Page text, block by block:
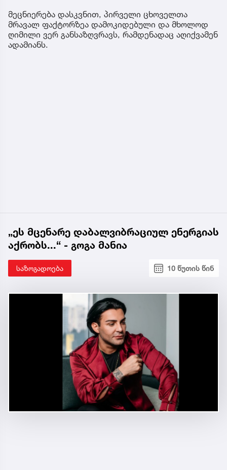
მეცნიერება დასკვნით, პირველი ცხოველთა
მრავალ ფაქტორზეა დამოკიდებული და მხოლოდ
ღიმილი ვერ განსაზღვრავს, რამდენადაც აღიქვამენ
ადამიანს.
„ეს მცენარე დაბალვიბრაციულ ენერგიას
აქრობს...“ - გოგა მანია
საზოგადოება 10 წუთის წინ